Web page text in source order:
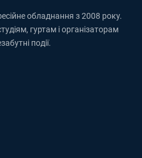
обладнання з 2008 року.
гуртам і організаторам
події.